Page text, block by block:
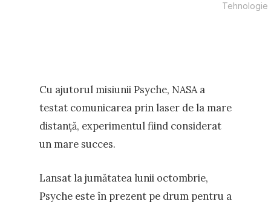
Tehnologie
Cu ajutorul misiunii Psyche, NASA a
testat comunicarea prin laser de la mare
distanță, experimentul fiind considerat
un mare succes.
Lansat la jumătatea lunii octombrie,
Psyche este în prezent pe drum pentru a